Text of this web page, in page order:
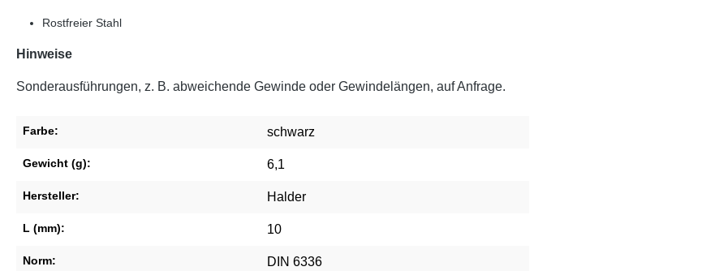
Rostfreier Stahl
Hinweise
Sonderausführungen, z. B. abweichende Gewinde oder Gewindelängen, auf Anfrage.
Farbe: schwarz
Gewicht (g): 6,1
Hersteller: Halder
L (mm): 10
Norm: DIN 6336